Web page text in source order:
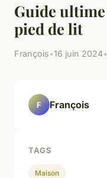
Guide
pied de lit
François•16 juin 2024•
F François
TAGS
Maison